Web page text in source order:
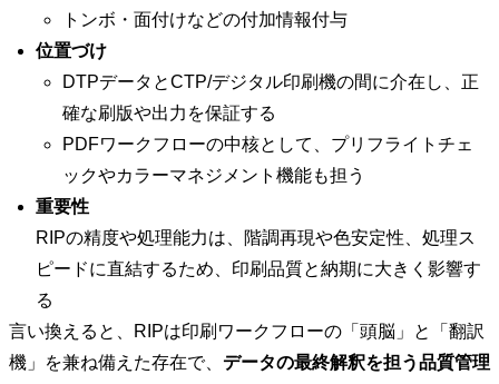
トンボ・面付けなどの付加情報付与
位置づけ
DTPデータとCTP/デジタル印刷機の間に介在し、正
確な刷版や出力を保証する
PDFワークフローの中核として、プリフライトチェ
ックやカラーマネジメント機能も担う
重要性
RIPの精度や処理能力は、階調再現や色安定性、処理ス
ピードに直結するため、印刷品質と納期に大きく影響す
る
言い換えると、RIPは印刷ワークフローの「頭脳」と「翻訳
機」を兼ね備えた存在で、 データの最終解釈を担う品質管理